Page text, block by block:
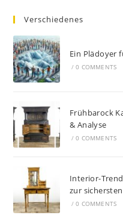
Verschiedenes
Ein Plädoyer
/ 0 COMMENTS
Frühbarock
& Analyse
/ 0 COMMENTS
Interior-
zur
/ 0 COMMENTS